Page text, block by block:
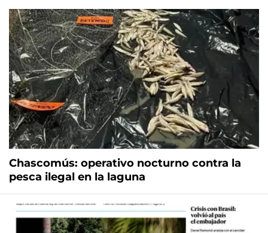
Chascomús: operativo nocturno contra la
pesca ilegal en la laguna